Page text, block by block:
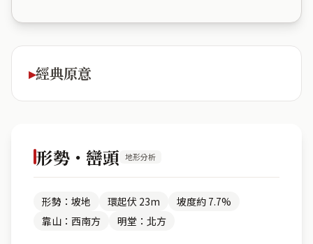
經典原意
形勢・巒頭 地形分析
形勢：坡地 環起伏 23m
坡度約 7.7%
靠山：西南方
明堂：北方